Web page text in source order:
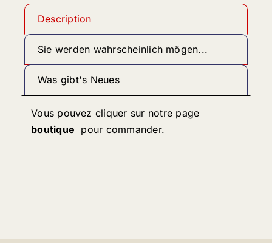
Description
Sie werden wahrscheinlich mögen...
Was gibt's Neues
Vous pouvez cliquer sur notre page
boutique pour commander.